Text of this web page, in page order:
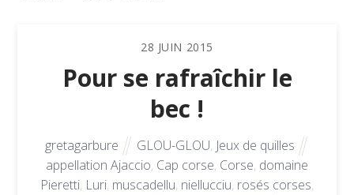
28 JUIN 2015
Pour se rafraîchir le
bec !
gretagarbure GLOU-GLOU, Jeux de quilles
appellation Ajaccio, Cap corse, Corse, domaine
Pieretti, Luri, muscadellu, niellucciu, rosés corses,